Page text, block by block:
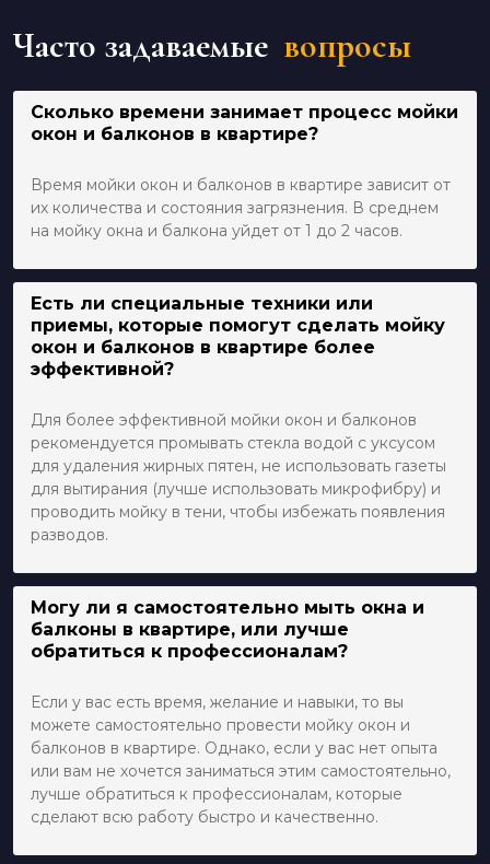
Часто задаваемые вопросы
Сколько времени занимает процесс мойки
окон и балконов в квартире?
Время мойки окон и балконов в квартире зависит от
их количества и состояния загрязнения. В среднем
на мойку окна и балкона уйдет от 1 до 2 часов.
Есть ли специальные техники или
приемы, которые помогут сделать мойку
окон и балконов в квартире более
эффективной?
Для более эффективной мойки окон и балконов
рекомендуется промывать стекла водой с уксусом
для удаления жирных пятен, не использовать газеты
для вытирания (лучше использовать микрофибру) и
проводить мойку в тени, чтобы избежать появления
разводов.
Могу ли я самостоятельно мыть окна и
балконы в квартире, или лучше
обратиться к профессионалам?
Если у вас есть время, желание и навыки, то вы
можете самостоятельно провести мойку окон и
балконов в квартире. Однако, если у вас нет опыта
или вам не хочется заниматься этим самостоятельно,
лучше обратиться к профессионалам, которые
сделают всю работу быстро и качественно.